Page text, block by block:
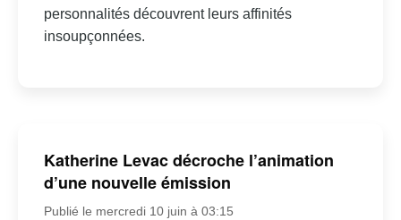
personnalités découvrent leurs affinités
insoupçonnées.
Katherine Levac décroche l’animation
d’une nouvelle émission
Publié le mercredi 10 juin à 03:15